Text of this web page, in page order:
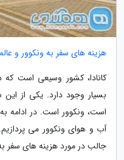
هزینه های سفر به ونکوور و
کانادا، کشور وسیعی است
بسیار وجود دارد. یکی از
است، ونکوور است. در ادامه
آب و هوای ونکوور می
جالب در مورد هزینه های سفر